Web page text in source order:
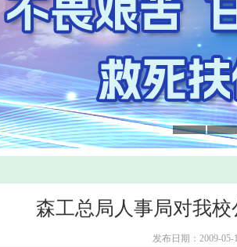
森工总局人事局对我
发布日期：2009-